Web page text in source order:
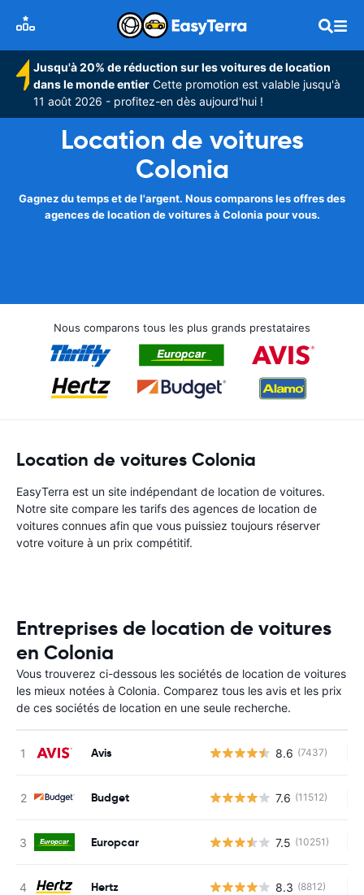
Jusqu'à 20% de réduction sur les voitures de location
dans le monde entier Cette promotion est valable jusqu'à
11 août 2026 - profitez-en dès aujourd'hui !
Location de voitures
Colonia
Gagnez du temps et de l'argent. Nous comparons les offres des
agences de location de voitures à Colonia pour vous.
Nous comparons tous les plus grands prestataires
Location de voitures Colonia
EasyTerra est un site indépendant de location de voitures.
Notre site compare les tarifs des agences de location de
voitures connues afin que vous puissiez toujours réserver
votre voiture à un prix compétitif.
Entreprises de location de voitures
en Colonia
Vous trouverez ci-dessous les sociétés de location de voitures
les mieux notées à Colonia. Comparez tous les avis et les prix
de ces sociétés de location en une seule recherche.
Avis 8.6 (7437)
Budget 7.6 (11512)
Europcar 7.5 (10251)
Hertz 8.3 (8812)